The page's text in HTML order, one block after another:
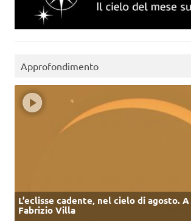
Approfondimento
L’eclisse cadente, nel cielo di agosto.
Fabrizio Villa